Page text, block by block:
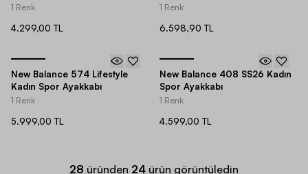
1 Renk
4.299,00 TL
1 Renk
6.598,90 TL
New Balance 574 Lifestyle
Kadın Spor Ayakkabı
1 Renk
5.999,00 TL
New Balance 408 SS26 Kadın
Spor Ayakkabı
1 Renk
4.599,00 TL
28 üründen 24 ürün görüntüledin